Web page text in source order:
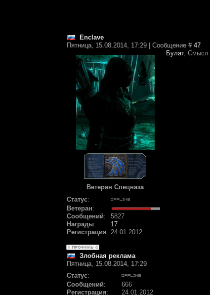
Enclave
Пятница, 15.08.2014, 17:29 | Сообщение # 47
Ветеран Спецназа
Статус:
Ветеран:
Сообщений:
5827
Награды:
17
Регистрация: 24.01.2012
Булат, Смысл
Злобная реклама
Пятница, 15.08.2014, 17:29
Статус:
Сообщений:
666
Регистрация: 24.01.2012